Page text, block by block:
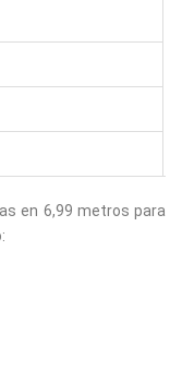
en 6,99 metros para